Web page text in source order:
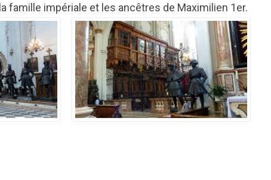
famille impériale et les ancêtres de Maximilien 1er.